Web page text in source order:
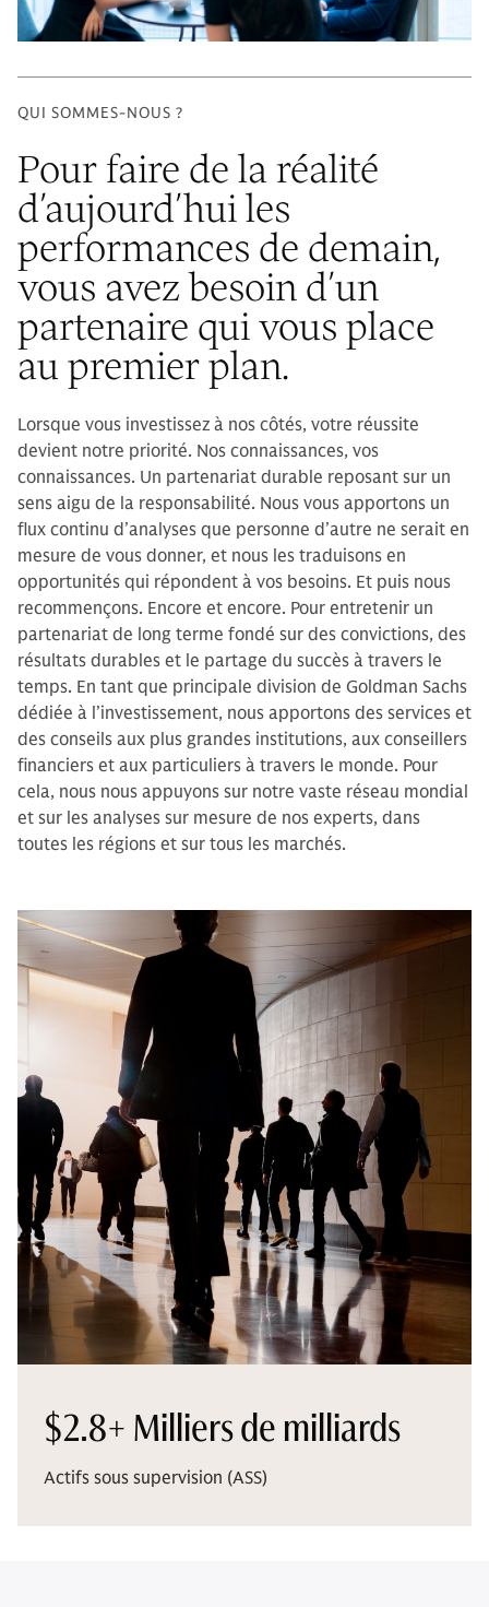
QUI SOMMES-NOUS ?
Pour faire de la réalité
d’aujourd’hui les
performances de demain,
vous avez besoin d’un
partenaire qui vous place
au premier plan.
Lorsque vous investissez à nos côtés, votre réussite
devient notre priorité. Nos connaissances, vos
connaissances. Un partenariat durable reposant sur un
sens aigu de la responsabilité. Nous vous apportons un
flux continu d’analyses que personne d’autre ne serait en
mesure de vous donner, et nous les traduisons en
opportunités qui répondent à vos besoins. Et puis nous
recommençons. Encore et encore. Pour entretenir un
partenariat de long terme fondé sur des convictions, des
résultats durables et le partage du succès à travers le
temps. En tant que principale division de Goldman Sachs
dédiée à l’investissement, nous apportons des services et
des conseils aux plus grandes institutions, aux conseillers
financiers et aux particuliers à travers le monde. Pour
cela, nous nous appuyons sur notre vaste réseau mondial
et sur les analyses sur mesure de nos experts, dans
toutes les régions et sur tous les marchés.
$2.8+ Milliers de milliards
Actifs sous supervision (ASS)